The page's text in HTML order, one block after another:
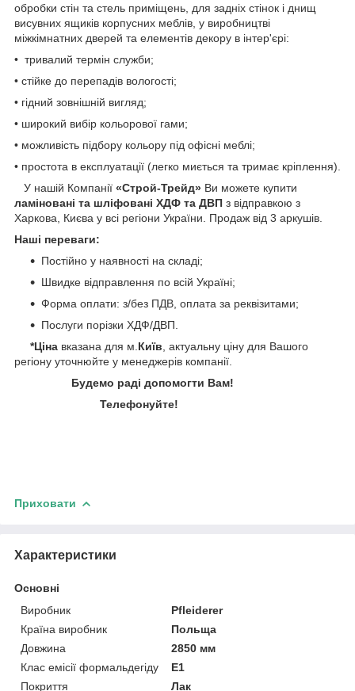
обробки стін та стель приміщень, для задніх стінок і днищ
висувних ящиків корпусних меблів, у виробництві
міжкімнатних дверей та елементів декору в інтер'єрі:
• тривалий термін служби;
• стійке до перепадів вологості;
• гідний зовнішній вигляд;
• широкий вибір кольорової гами;
• можливість підбору кольору під офісні меблі;
• простота в експлуатації (легко миється та тримає кріплення).
У нашій Компанії «Строй-Трейд» Ви можете купити
ламіновані та шліфовані ХДФ та ДВП з відправкою з
Харкова, Києва у всі регіони України. Продаж від 3 аркушів.
Наші переваги:
Постійно у наявності на складі;
Швидке відправлення по всій Україні;
Форма оплати: з/без ПДВ, оплата за реквізитами;
Послуги порізки ХДФ/ДВП.
*Ціна вказана для м. Київ , актуальну ціну для Вашого
регіону уточнюйте у менеджерів компанії.
Будемо раді допомогти Вам!
Телефонуйте!
Приховати
Характеристики
Основні
Виробник
Pfleiderer
Країна виробник
Польща
Довжина
2850 мм
Клас емісії формальдегіду
Е1
Покриття
Лак